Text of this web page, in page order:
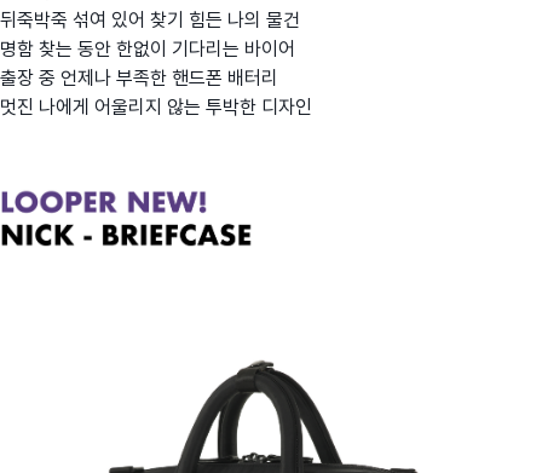
뒤죽박죽 섞여 있어 찾기 힘든 나의 물건
명함 찾는 동안 한없이 기다리는 바이어
출장 중 언제나 부족한 핸드폰 배터리
멋진 나에게 어울리지 않는 투박한 디자인